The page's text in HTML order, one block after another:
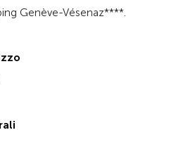
Genève-Vésenaz****.